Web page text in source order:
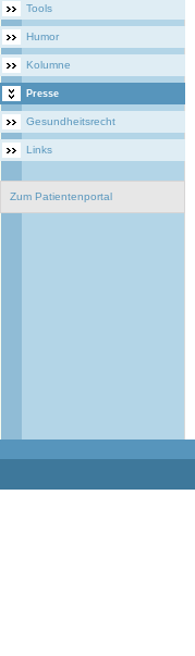
Tools
Humor
Kolumne
Presse
Gesundheitsrecht
Links
Zum Patientenportal